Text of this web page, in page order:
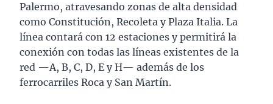
Palermo, atravesando zonas de alta densidad
como Constitución, Recoleta y Plaza Italia. La
línea contará con 12 estaciones y permitirá la
conexión con todas las líneas existentes de la
red —A, B, C, D, E y H— además de los
ferrocarriles Roca y San Martín.